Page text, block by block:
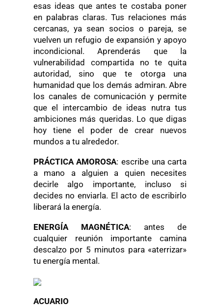
esas ideas que antes te costaba poner
en palabras claras. Tus relaciones más
cercanas, ya sean socios o pareja, se
vuelven un refugio de expansión y apoyo
incondicional. Aprenderás que la
vulnerabilidad compartida no te quita
autoridad, sino que te otorga una
humanidad que los demás admiran. Abre
los canales de comunicación y permite
que el intercambio de ideas nutra tus
ambiciones más queridas. Lo que digas
hoy tiene el poder de crear nuevos
mundos a tu alrededor.
PRÁCTICA AMOROSA: escribe una carta
a mano a alguien a quien necesites
decirle algo importante, incluso si
decides no enviarla. El acto de escribirlo
liberará la energía.
ENERGÍA MAGNÉTICA: antes de
cualquier reunión importante camina
descalzo por 5 minutos para «aterrizar»
tu energía mental.
ACUARIO